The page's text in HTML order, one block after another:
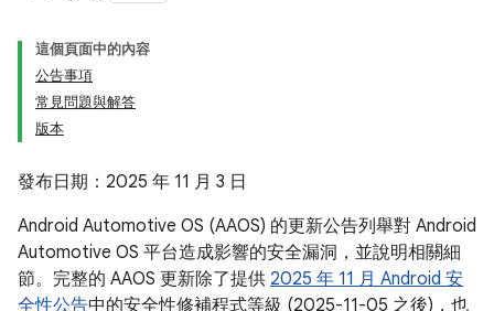
這個頁面中的內容
公告事項
常見問題與解答
版本
發布日期：2025 年 11 月 3 日
Android Automotive OS (AAOS) 的更新公告列舉對 Android
Automotive OS 平台造成影響的安全漏洞，並說明相關細
節。完整的 AAOS 更新除了提供 2025 年 11 月 Android 安
全性公告中的安全性修補程式等級 (2025-11-05 之後)，也